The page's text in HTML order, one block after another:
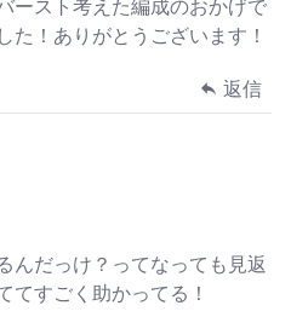
ースト考えた編成のおかげで
！ありがとうございます！
返信
んだっけ？ってなっても見返
てすごく助かってる！